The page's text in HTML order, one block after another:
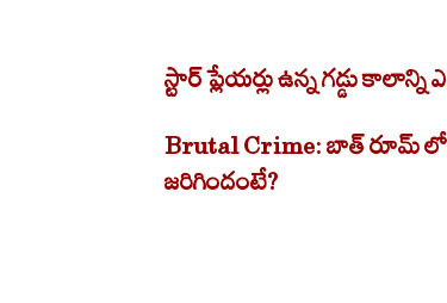
స్టార్ ప్లేయర్లు ఉన్న గడ్డు కాలాన్ని
Brutal Crime: బాత్ రూమ్ లో
జరిగిందంటే?